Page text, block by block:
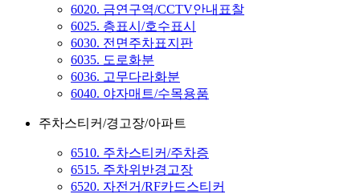
6020. 금연구역/CCTV안내표찰
6025. 층표시/호수표시
6030. 전면주차표지판
6035. 도로화분
6036. 고무다라화분
6040. 야자매트/수목용품
주차스티커/경고장/아파트
6510. 주차스티커/주차증
6515. 주차위반경고장
6520. 자전거/RF카드스티커